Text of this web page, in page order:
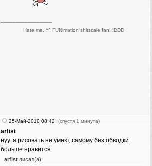
Hate me. ^^ FUNimation shitscale fan! :DDD
25-Май-2010 08:42 (спустя 1 минута)
arfist
нуу. я рисовать не умею, самому без обводки
больше нравится
arfist писал(а):